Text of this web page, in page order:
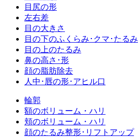
目尻の形
左右差
目の大きさ
目の下のふくらみ･クマ･たるみ
目の上のたるみ
鼻の高さ･形
顔の脂肪除去
人中･唇の形･アヒル口
輪郭
額のボリューム・ハリ
頬のボリューム・ハリ
顔のたるみ整形･リフトアップ